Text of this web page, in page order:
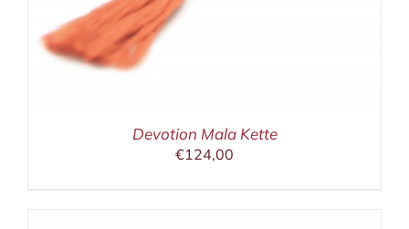
Devotion Mala Kette
€124,00